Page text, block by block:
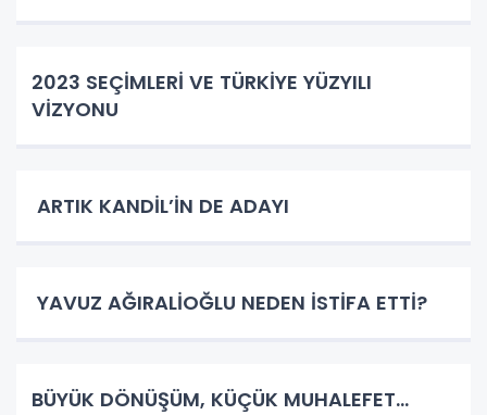
2023 SEÇİMLERİ VE TÜRKİYE YÜZYILI
VİZYONU
ARTIK KANDİL’İN DE ADAYI
YAVUZ AĞIRALİOĞLU NEDEN İSTİFA ETTİ?
BÜYÜK DÖNÜŞÜM, KÜÇÜK MUHALEFET…